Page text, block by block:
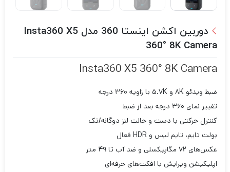
دوربین اکشن اینستا 360 مدل Insta360 X5
360° 8K Camera
Insta360 X5 360° 8K Camera
ضبط ویدئو ۸K و ۵.۷K با زاویه ۳۶۰ درجه
تغییر نمای ۳۶۰ درجه بعد از ضبط
کنترل حرکتی با دست و حالت لنز دوگانه/تک
بولت تایم، تایم لپس و HDR فعال
عکس‌های ۷۲ مگاپیکسلی و ضد آب تا ۴۹ متر
اپلیکیشن ویرایش با افکت‌های حرفه‌ای